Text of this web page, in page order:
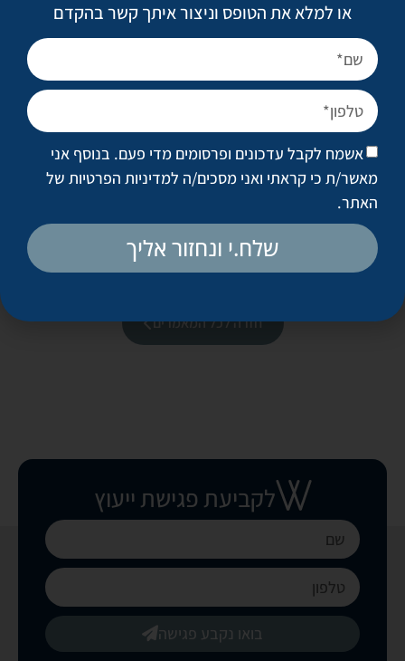
בניתוחים של בני הזוג. רובם המכריע של הגברים נותחו בעקבות
נשותיהם, לאחר שראו שתהליך הריפוי וההחלמה אינו נורא כל כך.
אף פעם לא נתקלתי באישה הטוענת שבעלה מוצא חן בעיניה גם
ללא ניתוח או שהוא מעוניין למצוא לו חתיכות, כפי שמעירים
לפעמים הגברים. הנשים המתלוות לבני זוגן במרפאתי כמעט תמיד
מעודדות, מפרגנות ובוודאי רגועות ואמיצות יותר מבני "המין החזק".
שיתוף
חזרה לכל המאמרים
לקביעת פגישת ייעוץ
בואו נקבע פגישה
או למלא את הטופס וניצור איתך קשר בהקדם
אשמח לקבל עדכונים ופרסומים מדי פעם. בנוסף אני
מאשר/ת כי קראתי ואני מסכים/ה למדיניות הפרטיות של
האתר.
שלח.י ונחזור אליך